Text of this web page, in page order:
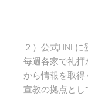
２）公式LINE
毎週各家で礼拝
から情報を取得
宣教の拠点と